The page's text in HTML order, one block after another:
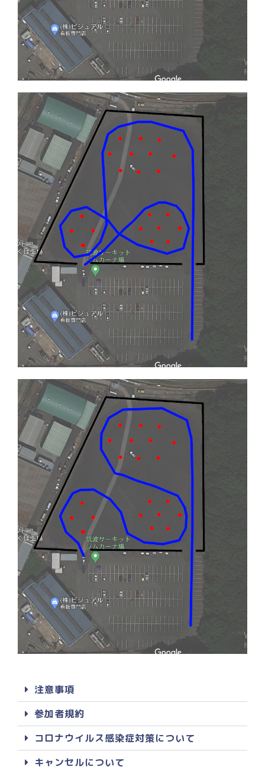
注意事項
参加者規約
コロナウイルス感染症対策について
キャンセルについて